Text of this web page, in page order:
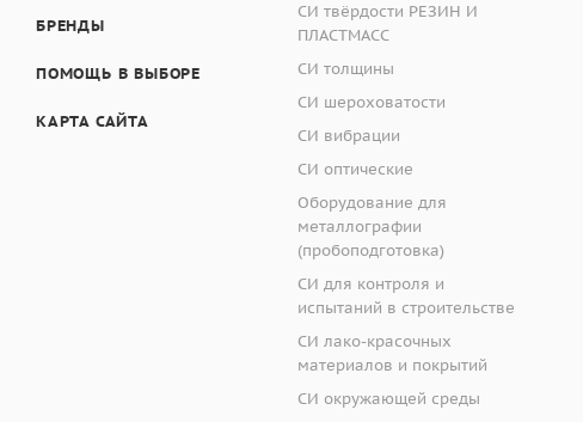
БРЕНДЫ
ПОМОЩЬ В ВЫБОРЕ
КАРТА САЙТА
СИ твёрдости РЕЗИН И
ПЛАСТМАСС
СИ толщины
СИ шероховатости
СИ вибрации
СИ оптические
Оборудование для
металлографии
(пробоподготовка)
СИ для контроля и
испытаний в строительстве
СИ лако-красочных
материалов и покрытий
СИ окружающей среды